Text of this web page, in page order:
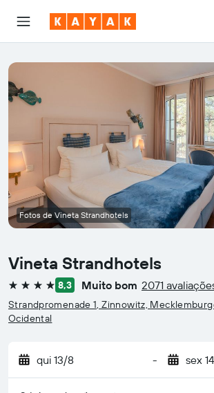
Vineta Strandhotels
4 estrelas 8,3 Muito bom 2071
Strandpromenade 1, Zinnowitz,
Ocidental
qui 13/8 - sex
Fotos de Vineta Strandhotels